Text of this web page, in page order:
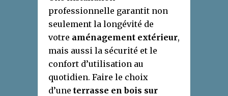
professionnelle garantit non
seulement la longévité de
votre aménagement extérieur,
mais aussi la sécurité et le
confort d’utilisation au
quotidien. Faire le choix
d’une terrasse en bois sur